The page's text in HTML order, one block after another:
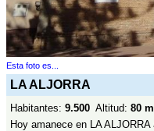
Esta foto es...
LA ALJORRA
Habitantes: 9.500 Altitud: 80
Hoy amanece en LA ALJORRA